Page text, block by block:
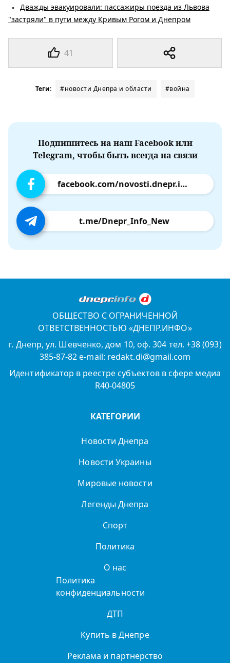
41
Дважды эвакуировали: пассажиры поезда из Львова
"застряли" в пути между Кривым Рогом и Днепром
Теги: #новости Днепра и области #война
Подпишитесь на наш Facebook или
Telegram, чтобы быть всегда на связи
facebook.com/novosti.dnepr.info
t.me/Dnepr_Info_New
ОБЩЕСТВО С ОГРАНИЧЕННОЙ
ОТВЕТСТВЕННОСТЬЮ «ДНЕПР.ИНФО»
г. Днепр, ул. Шевченко, дом 10, оф. 304 тел. +38 (093)
385-87-82 e-mail: redakt.di@gmail.com
Идентификатор в реестре субъектов в сфере медиа
R40-04805
КАТЕГОРИИ
Новости Днепра
Новости Украины
Мировые новости
Легенды Днепра
Спорт
Политика
О нас
Политика
конфиденциальности
ДТП
Купить в Днепре
Реклама и партнерство